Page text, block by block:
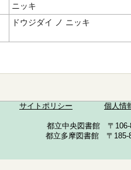
ニッキ
ドウジダイ ノ ニッキ
サイトポリシー 個人情
都立中央図書館 〒
都立多摩図書館 〒185-